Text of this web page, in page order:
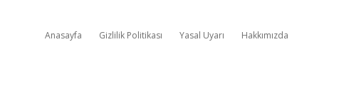
Anasayfa Gizlilik Politikası Yasal Uyarı Hakkımızda